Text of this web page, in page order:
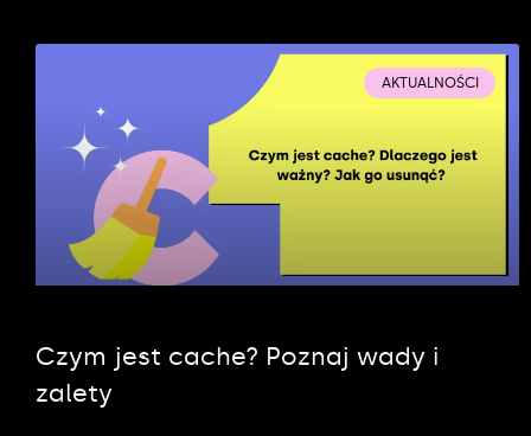
AKTUALNOŚCI
Czym jest cache? Poznaj wady i
zalety